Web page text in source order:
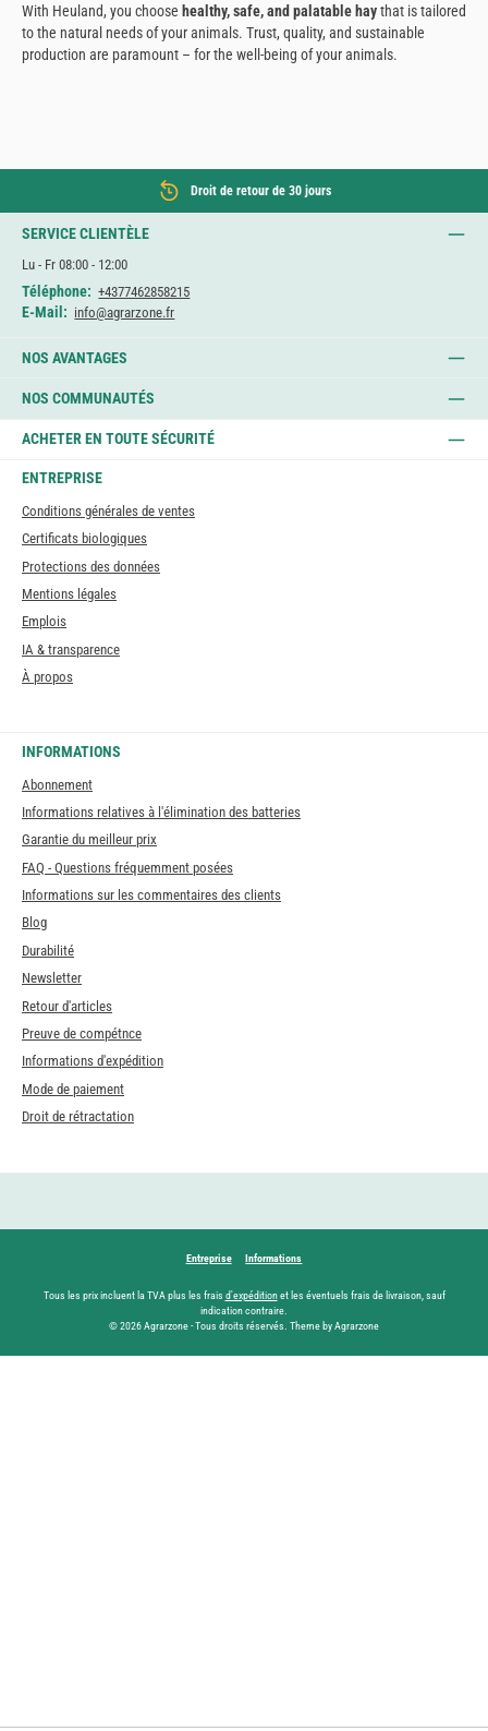
With Heuland, you choose healthy, safe, and palatable haythat is tailored
to the natural needs of your animals. Trust, quality, and sustainable
production are paramount – for the well-being of your animals.
Droit de retour de 30 jours
SERVICE CLIENTÈLE
Lu - Fr 08:00 - 12:00
Téléphone: +4377462858215
E-Mail: info@agrarzone.fr
NOS AVANTAGES
NOS COMMUNAUTÉS
ACHETER EN TOUTE SÉCURITÉ
ENTREPRISE
Conditions générales de ventes
Certificats biologiques
Protections des données
Mentions légales
Emplois
IA & transparence
À propos
INFORMATIONS
Abonnement
Informations relatives à l'élimination des batteries
Garantie du meilleur prix
FAQ - Questions fréquemment posées
Informations sur les commentaires des clients
Blog
Durabilité
Newsletter
Retour d'articles
Preuve de compétnce
Informations d'expédition
Mode de paiement
Droit de rétractation
Entreprise Informations
Tous les prix incluent la TVA plus les frais d'expéditionet les éventuels frais de livraison, sauf
indication contraire.
© 2026 Agrarzone - Tous droits réservés. Theme by Agrarzone